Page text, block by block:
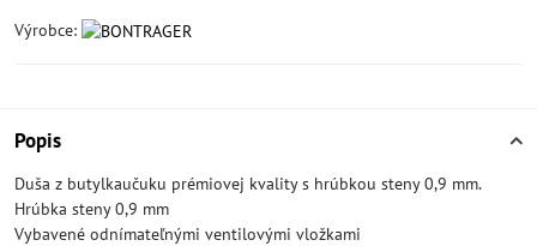
Výrobce:
Popis
Duša z butylkaučuku prémiovej kvality s hrúbkou steny 0,9 mm.
Hrúbka steny 0,9 mm
Vybavené odnímateľnými ventilovými vložkami